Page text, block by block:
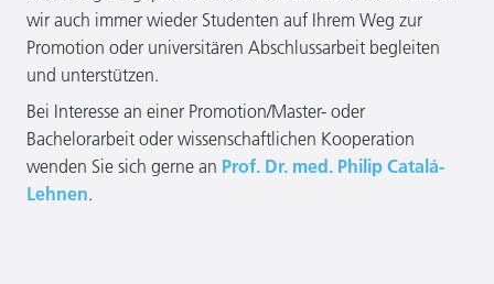
wir auch immer wieder Studenten auf Ihrem Weg zur
Promotion oder universitären Abschlussarbeit begleiten
und unterstützen.
Bei Interesse an einer Promotion/Master- oder
Bachelorarbeit oder wissenschaftlichen Kooperation
wenden Sie sich gerne an Prof. Dr. med. Philip Catalá-
Lehnen.